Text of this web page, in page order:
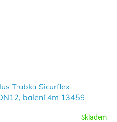
Trubka Sicurflex
balení 4m 13459
Skladem